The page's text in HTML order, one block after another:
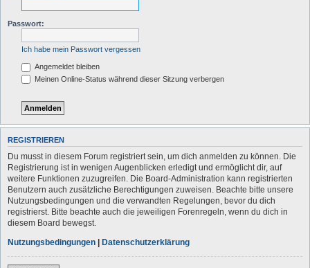
Passwort:
Ich habe mein Passwort vergessen
Angemeldet bleiben
Meinen Online-Status während dieser Sitzung verbergen
REGISTRIEREN
Du musst in diesem Forum registriert sein, um dich anmelden zu können. Die
Registrierung ist in wenigen Augenblicken erledigt und ermöglicht dir, auf
weitere Funktionen zuzugreifen. Die Board-Administration kann registrierten
Benutzern auch zusätzliche Berechtigungen zuweisen. Beachte bitte unsere
Nutzungsbedingungen und die verwandten Regelungen, bevor du dich
registrierst. Bitte beachte auch die jeweiligen Forenregeln, wenn du dich in
diesem Board bewegst.
Nutzungsbedingungen | Datenschutzerklärung